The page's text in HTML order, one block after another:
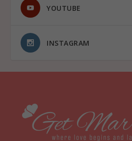
YOUTUBE
INSTAGRAM